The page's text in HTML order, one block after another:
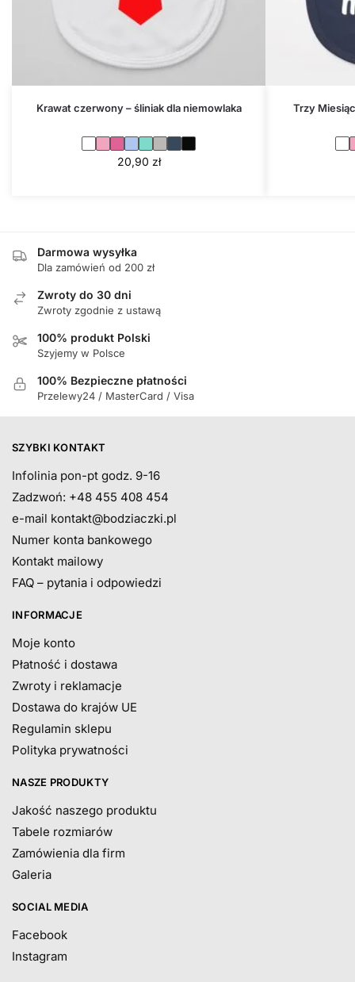
Krawat czerwony – śliniak dla niemowlaka
20,90 zł
Trzy
Darmowa wysyłka
Dla zamówień od 200 zł
Zwroty do 30 dni
Zwroty zgodnie z ustawą
100% produkt Polski
Szyjemy w Polsce
100% Bezpieczne płatności
Przelewy24 / MasterCard / Visa
SZYBKI KONTAKT
Infolinia pon-pt godz. 9-16
Zadzwoń: +48 455 408 454
e-mail kontakt@bodziaczki.pl
Numer konta bankowego
Kontakt mailowy
FAQ – pytania i odpowiedzi
INFORMACJE
Moje konto
Płatność i dostawa
Zwroty i reklamacje
Dostawa do krajów UE
Regulamin sklepu
Polityka prywatności
NASZE PRODUKTY
Jakość naszego produktu
Tabele rozmiarów
Zamówienia dla firm
Galeria
SOCIAL MEDIA
Facebook
Instagram